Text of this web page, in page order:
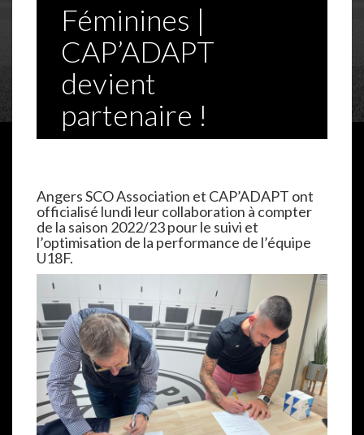
Féminines |
CAP’ADAPT
devient
partenaire !
Angers SCO Association et CAP’ADAPT ont
officialisé lundi leur collaboration à compter
de la saison 2022/23 pour le suivi et
l’optimisation de la performance de l’équipe
U18F.